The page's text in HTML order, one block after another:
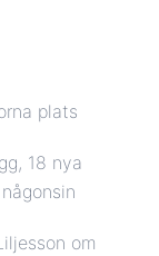
plats
18 nya
om